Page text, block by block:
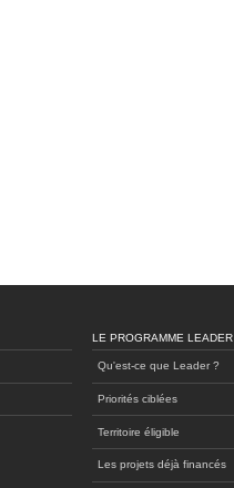
LE PROGRAMME LEADER
Qu'est-ce que Leader ?
Priorités ciblées
Territoire éligible
Les projets déjà financés